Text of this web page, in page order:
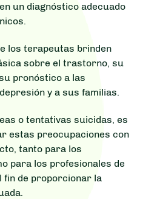
un diagnóstico adecuado
los terapeutas brinden
sobre el trastorno, su
pronóstico a las
y a sus familias.
o tentativas suicidas, es
estas preocupaciones con
tanto para los
para los profesionales de
fin de proporcionar la